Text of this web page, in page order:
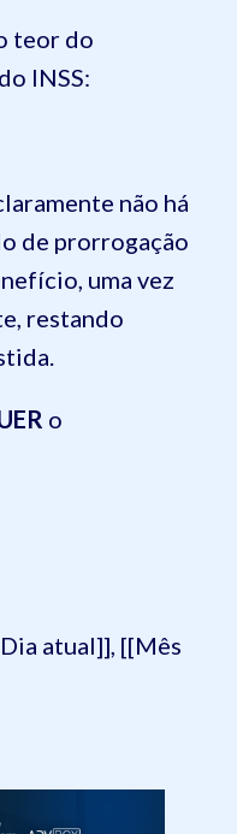
teor do
INSS:
não há
de prorrogação
uma vez
restando
o
atual]], [[Mês